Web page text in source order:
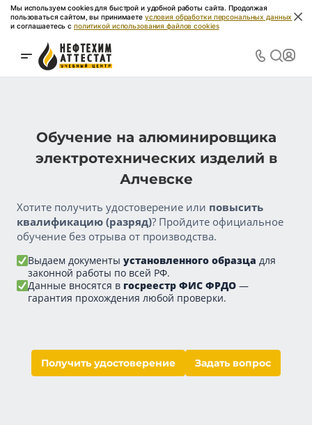
Мы используем cookies для быстрой и удобной работы сайта. Продолжая
пользоваться сайтом, вы принимаете условия обработки персональных данных
и соглашаетесь с политикой использования файлов cookies
Обучение на алюминировщика
электротехнических изделий в
Алчевске
Хотите получить удостоверение или повысить
квалификацию (разряд)? Пройдите официальное
обучение без отрыва от производства.
Выдаем документы установленного образца для
законной работы по всей РФ.
Данные вносятся в госреестр ФИС ФРДО —
гарантия прохождения любой проверки.
Получить удостоверение Задать вопрос